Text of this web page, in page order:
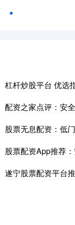
杠杆炒股平台 优选
配资之家点评：安
股票无息配资：低
股票配资App推荐
遂宁股票配资平台